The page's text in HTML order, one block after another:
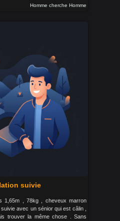
Homme cherche Homme
suivie
1,65m , 78kg , cheveux marron
avec un sénior qui est câlin ,
trouver la même chose . Sans